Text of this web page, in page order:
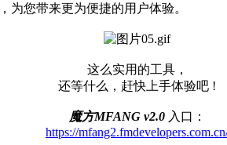
为您带来更为便捷的用户体验。
这么实用的工具，
还等什么，赶快上手体验吧 !
魔方MFANG v2.0 入口：
https://